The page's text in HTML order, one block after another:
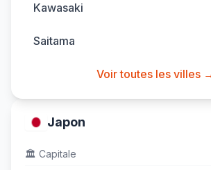
Kawasaki
Saitama
Voir toutes les villes
Japon
🏛️ Capitale